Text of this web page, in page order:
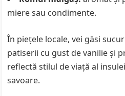
miere sau condimente.
În piețele locale, vei găsi
patiserii cu gust de vanilie și
reflectă stilul de viață al
savoare.